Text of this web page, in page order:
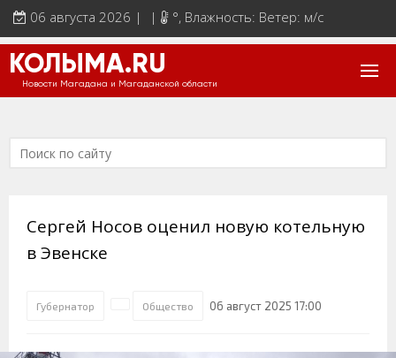
06 августа 2026 | | °, Влажность: Ветер: м/с
КОЛЫМА.RU
Новости Магадана и Магаданской области
Сергей Носов оценил новую котельную
в Эвенске
Губернатор Общество 06 август 2025 17:00